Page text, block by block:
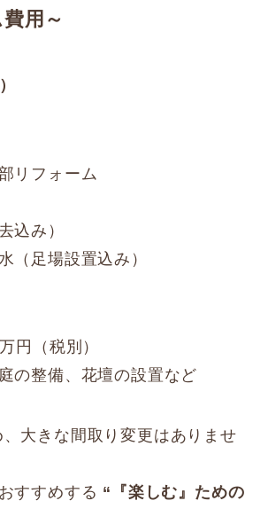
用～
リフォーム
込み）
（足場設置込み）
円（税別）
の整備、花壇の設置など
大きな間取り変更はありませ
すすめする “『楽しむ』ための